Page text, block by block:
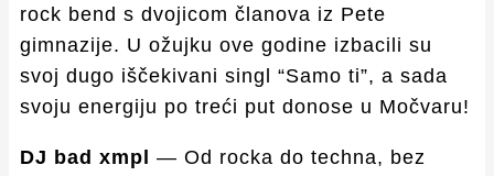
rock bend s dvojicom članova iz Pete
gimnazije. U ožujku ove godine izbacili su
svoj dugo iščekivani singl “Samo ti”, a sada
svoju energiju po treći put donose u Močvaru!
DJ bad xmpl
— Od rocka do techna, bez